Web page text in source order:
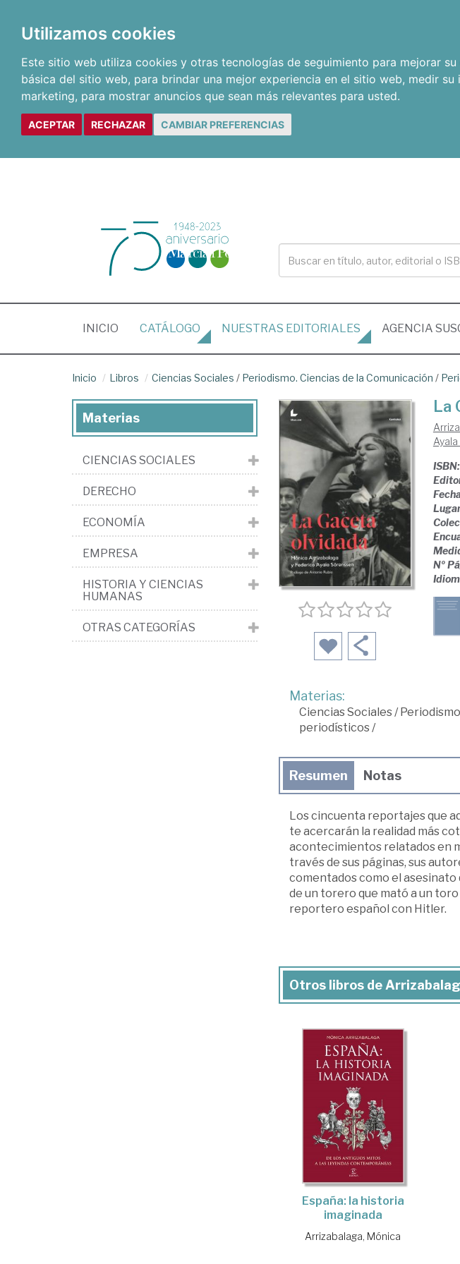
Utilizamos cookies
Este sitio web utiliza cookies y otras tecnologías de seguimiento para mejorar
básica del sitio web, para brindar una mejor experiencia en el sitio web, medir su
marketing, para mostrar anuncios que sean más relevantes para usted.
ACEPTAR RECHAZAR CAMBIAR PREFERENCIAS
INICIO (CURRENT)
CATÁLOGO NUESTRAS EDITORIALES AGENCIA
Inicio Libros Ciencias Sociales / Periodismo. Ciencias de la Comunicación /
La
ISBN:
Nº
Materias:
Ciencias Sociales/
periodísticos/
Resumen Notas
Los cincuenta reportajes que
te acercarán la realidad más
acontecimientos relatados en
través de sus páginas, sus
comentados como el asesinato
de un torero que mató a un
reportero español con Hitler.
Otros libros de
España: la historia
imaginada
Arrizabalaga, Mónica
Materias
CIENCIAS SOCIALES
DERECHO
ECONOMÍA
EMPRESA
HISTORIA Y CIENCIAS
HUMANAS
OTRAS CATEGORÍAS